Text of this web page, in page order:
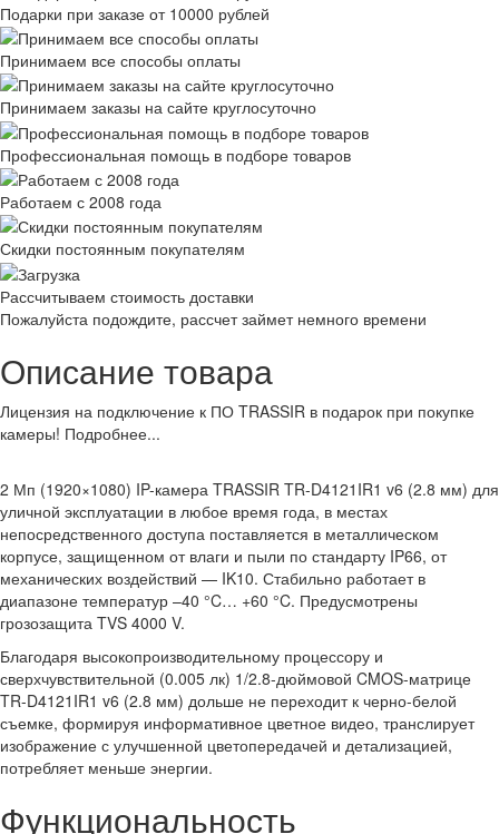
Подарки при заказе от 10000 рублей
Принимаем все способы оплаты
Принимаем заказы на сайте круглосуточно
Профессиональная помощь в подборе товаров
Работаем с 2008 года
Скидки постоянным покупателям
Рассчитываем стоимость доставки
Пожалуйста подождите, рассчет займет немного времени
Описание товара
Лицензия на подключение к ПО TRASSIR в подарок при покупке
камеры! Подробнее...
2 Мп (1920×1080) IP-камера TRASSIR TR-D4121IR1 v6 (2.8 мм) для
уличной эксплуатации в любое время года, в местах
непосредственного доступа поставляется в металлическом
корпусе, защищенном от влаги и пыли по стандарту IP66, от
механических воздействий — IK10. Стабильно работает в
диапазоне температур –40 °C… +60 °C. Предусмотрены
грозозащита TVS 4000 V.
Благодаря высокопроизводительному процессору и
сверхчувствительной (0.005 лк) 1/2.8-дюймовой CMOS-матрице
TR-D4121IR1 v6 (2.8 мм) дольше не переходит к черно-белой
съемке, формируя информативное цветное видео, транслирует
изображение с улучшенной цветопередачей и детализацией,
потребляет меньше энергии.
Функциональность